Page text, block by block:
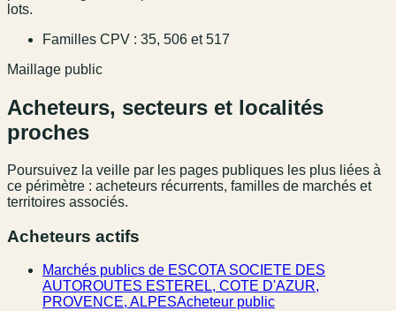
lots.
Familles CPV : 35, 506 et 517
Maillage public
Acheteurs, secteurs et localités
proches
Poursuivez la veille par les pages publiques les plus liées à
ce périmètre : acheteurs récurrents, familles de marchés et
territoires associés.
Acheteurs actifs
Marchés publics de ESCOTA SOCIETE DES
AUTOROUTES ESTEREL, COTE D'AZUR,
PROVENCE, ALPESAcheteur public